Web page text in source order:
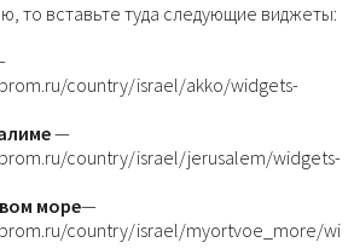
то вставьте туда следующие виджеты:
country/israel/akko/widgets-
—
country/israel/jerusalem/widgets-
море—
country/israel/myortvoe_more/wi